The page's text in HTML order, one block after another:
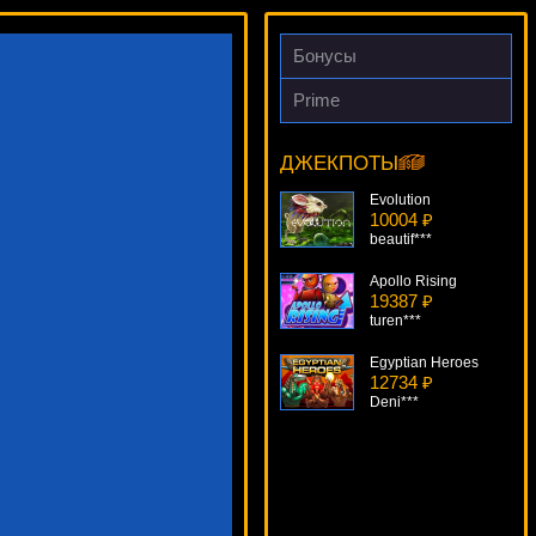
Бонусы
Prime
ДЖЕКПОТЫ
Scarface
beautif***
Evolution
10004 ₽
beautif***
Apollo Rising
19387 ₽
turen***
Egyptian Heroes
12734 ₽
Deni***